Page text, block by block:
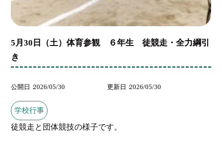
5月30日（土）体育参観 ６年生 徒競走・全力綱引
き
公開日 2026/05/30 更新日 2026/05/30
学校行事
徒競走と団体競技の様子です。